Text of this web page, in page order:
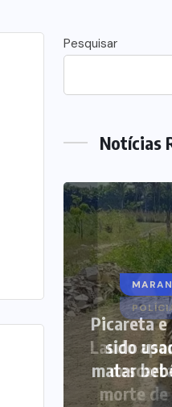
Pesquisar
Notícias
Picareta
sido
matar